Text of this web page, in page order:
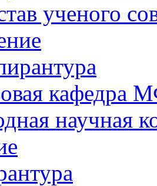
ученого
кафедра
научная